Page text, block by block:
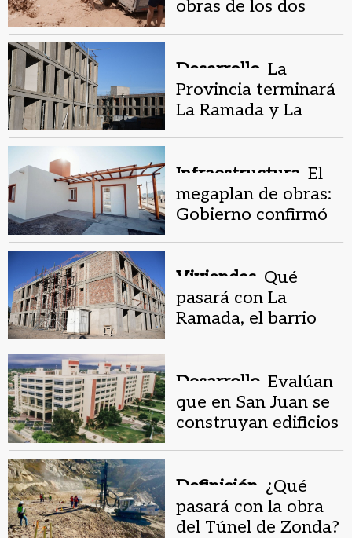
obras de los dos
Desarrollo. La
Provincia terminará
La Ramada y La
Infraestructura. El
megaplan de obras:
Gobierno confirmó
Viviendas. Qué
pasará con La
Ramada, el barrio
Desarrollo. Evalúan
que en San Juan se
construyan edificios
Definición. ¿Qué
pasará con la obra
del Túnel de Zonda?